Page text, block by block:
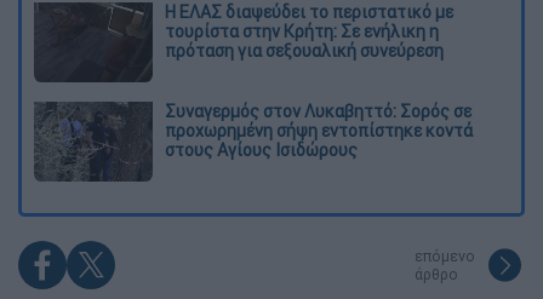
Η ΕΛΑΣ διαψεύδει το περιστατικό με
τουρίστα στην Κρήτη: Σε ενήλικη η
πρόταση για σεξουαλική συνεύρεση
Συναγερμός στον Λυκαβηττό: Σορός σε
προχωρημένη σήψη εντοπίστηκε κοντά
στους Αγίους Ισιδώρους
επόμενο
άρθρο